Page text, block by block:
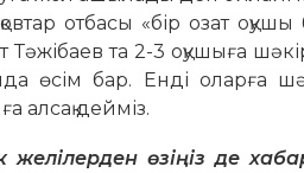
отбасы «бір озат оқушы
та 2-3 оқушыға
өсім бар. Енді оларға
алсақ дейміз.
желілерден өзіңіз де